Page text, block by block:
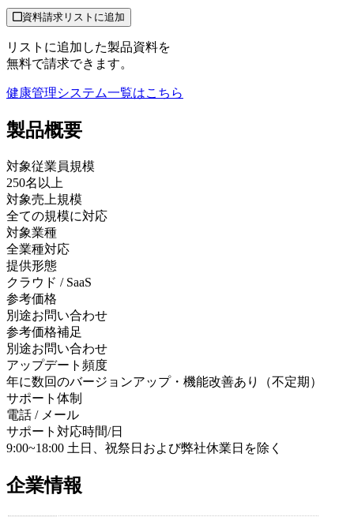
資料請求リストに追加
リストに追加した製品資料を
無料で請求できます。
健康管理システム一覧はこちら
製品概要
対象従業員規模
250名以上
対象売上規模
全ての規模に対応
対象業種
全業種対応
提供形態
クラウド / SaaS
参考価格
別途お問い合わせ
参考価格補足
別途お問い合わせ
アップデート頻度
年に数回のバージョンアップ・機能改善あり（不定期）
サポート体制
電話 / メール
サポート対応時間/日
9:00~18:00 土日、祝祭日および弊社休業日を除く
企業情報